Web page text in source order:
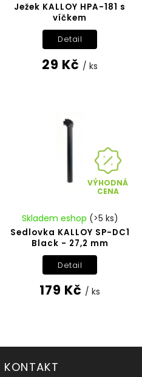
Ježek KALLOY HPA-181 s
víčkem
29 Kč / ks
Detail
VÝHODNÁ
CENA
Sedlovka KALLOY SP-DC1
Black - 27,2 mm
Skladem eshop (>5 ks)
179 Kč / ks
Detail
KONTAKT